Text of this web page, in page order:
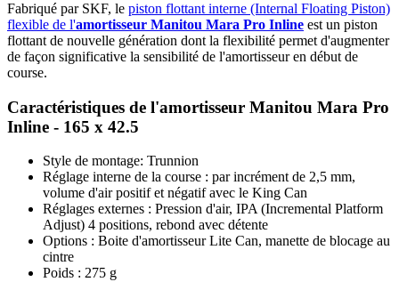
Fabriqué par SKF, le piston flottant interne (Internal Floating Piston)
flexible de l'amortisseur Manitou Mara Pro Inline est un piston
flottant de nouvelle génération dont la flexibilité permet d'augmenter
de façon significative la sensibilité de l'amortisseur en début de
course.
Caractéristiques de l'amortisseur Manitou Mara Pro
Inline - 165 x 42.5
Style de montage: Trunnion
Réglage interne de la course : par incrément de 2,5 mm,
volume d'air positif et négatif avec le King Can
Réglages externes : Pression d'air, IPA (Incremental Platform
Adjust) 4 positions, rebond avec détente
Options : Boite d'amortisseur Lite Can, manette de blocage au
cintre
Poids : 275 g